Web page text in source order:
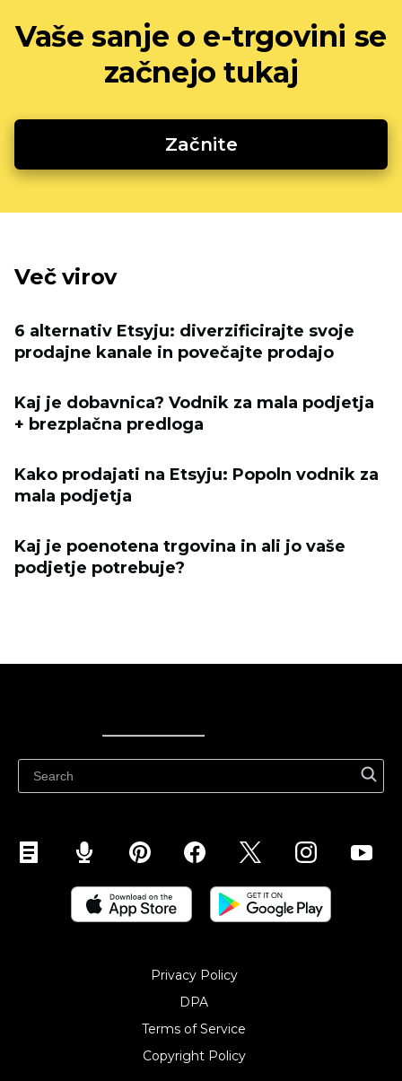
Vaše sanje o e-trgovini se
začnejo tukaj
Začnite
Več virov
6 alternativ Etsyju: diverzificirajte svoje
prodajne kanale in povečajte prodajo
Kaj je dobavnica? Vodnik za mala podjetja
+ brezplačna predloga
Kako prodajati na Etsyju: Popoln vodnik za
mala podjetja
Kaj je poenotena trgovina in ali jo vaše
podjetje potrebuje?
Privacy Policy
DPA
Terms of Service
Copyright Policy‎